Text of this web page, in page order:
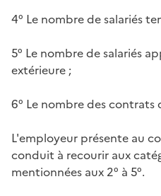
4° Le nombre de salariés
5° Le nombre de salariés
extérieure ;
6° Le nombre des contrats
L'employeur présente au
conduit à recourir aux
mentionnées aux 2° à 5°.